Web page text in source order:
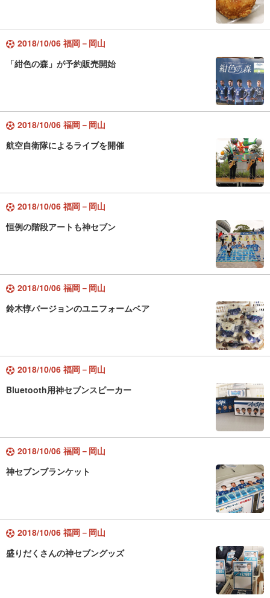
2018/10/06 福岡－岡山
「紺色の森」が予約販売開始
2018/10/06 福岡－岡山
航空自衛隊によるライブを開催
2018/10/06 福岡－岡山
恒例の階段アートも神セブン
2018/10/06 福岡－岡山
鈴木惇バージョンのユニフォームベア
2018/10/06 福岡－岡山
Bluetooth用神セブンスピーカー
2018/10/06 福岡－岡山
神セブンブランケット
2018/10/06 福岡－岡山
盛りだくさんの神セブングッズ